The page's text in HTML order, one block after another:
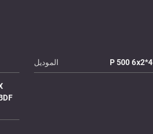
الموديل P 500 6x2*4